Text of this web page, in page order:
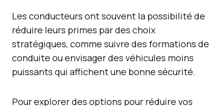
Les conducteurs ont souvent la possibilité de
réduire leurs primes par des choix
stratégiques, comme suivre des formations de
conduite ou envisager des véhicules moins
puissants qui affichent une bonne sécurité.
Pour explorer des options pour réduire vos